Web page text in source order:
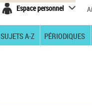
Espace personnel
SUJETS A-Z PÉRIODIQUES